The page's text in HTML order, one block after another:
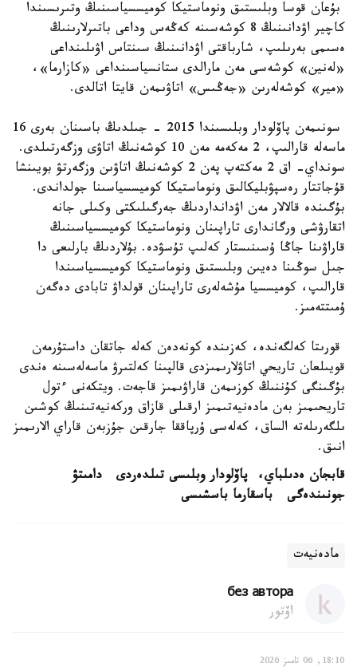
بۇعان قوسا وبلىستىق ونوماستيكا كوميسسياسىنىڭ وتىرىسىندا
كاچير اۋدانىنىڭ 8 كوشەسىنە كەڭەس وداعى باتىرلارىنىڭ
ەسىمى بەرىلىپ، شارباقتى اۋدانىنىڭ سىنتاس اۋىلىنداعى
«لەنين» كوشەسى مەن مارالدى ستانسياسىنداعى «كازارما»،
«مير» كوشەلەرىن «جەڭىس» اتاۋىمەن قايتا اتالدى.
سونىمەن پاۆلودار وبلىسىندا 2015 - جىلدىڭ باسىنان بەرى 16
ماسەلە قارالىپ، 2 مەكەمە مەن 10 كوشەنىڭ اتاۋى وزگەرتىلدى.
سونداي- اق 2 مەكتەپ پەن 2 كوشەنىڭ اتاۋىن وزگەرتۋ بويىنشا
قۇجاتتار رەسپۋبليكالىق ونوماستيكا كوميسسياسىنا جولداندى.
بۇگىندە قالالار مەن اۋدانداردىڭ جەرگىلىكتى وكىلى جانە
اتقارۋشى ورگاندارى تاراپىنان ونوماستيكا كوميسسياسىنىڭ
قاراۋىنا جاڭا ۇسىنىستار كەلىپ تۇسۋدە. بۇلاردىڭ بارلىعى دا
جىل سوڭىنا دەيىن وبلىستىق ونوماستيكا كوميسسياسىندا
قارالىپ، كوميسسيا مۇشەلەرى تاراپىنان قولداۋ تابادى دەگەن
ۇمىتتەمىز.
قورىتا كەلگەندە، كەزىندە كونەدەن كەلە جاتقان داستۇرمەن
قويىلعان تاريحي اتاۋلارىمىزدى قالپىنا كەلتىرۋ ماسەلەسىنە ەندى
بۇگىنگى كۇننىڭ كوزىمەن قاراۋىمىز قاجەت. ويتكەنى ءتول
تاريحىمىز بەن مادەنيەتىمىز ارقىلى قازاق وركەنيەتىنىڭ كوشىن
ىلگەرىلەتە الساق، كەلەسى ۇرپاققا جارقىن جۇزبەن قاراي الارىمىز
انىق.
قابجان ەدىلباي،
پاۆلودار وبلىسى تىلدەردى
دامىتۋ
جونىندەگى
باسقارما باسشىسى
مادەنيەت
без автора
اۆتور
18:10, 06 تامىز 2026